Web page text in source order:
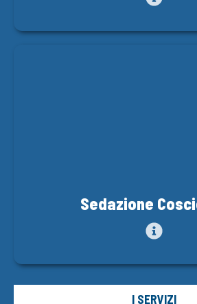
Sedazione
I SERVIZI